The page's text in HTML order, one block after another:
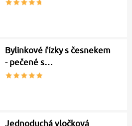
Bylinkové řízky s česnekem
- pečené s…
Jednoduchá vločková